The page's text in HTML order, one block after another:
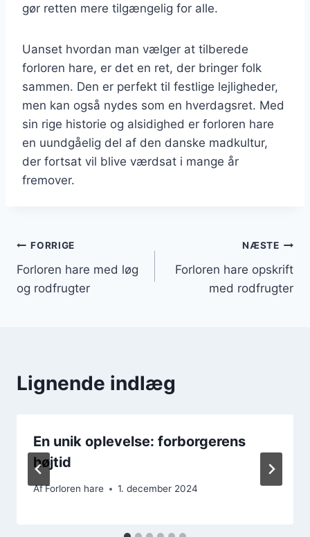
gør retten mere tilgængelig for alle.
Uanset hvordan man vælger at tilberede
forloren hare, er det en ret, der bringer folk
sammen. Den er perfekt til festlige lejligheder,
men kan også nydes som en hverdagsret. Med
sin rige historie og alsidighed er forloren hare
en uundgåelig del af den danske madkultur,
der fortsat vil blive værdsat i mange år
fremover.
Indlægsnavigation
FORRIGE
Forloren hare med løg
og rodfrugter
NÆSTE
Forloren hare opskrift
med rodfrugter
Lignende indlæg
En unik oplevelse: forborgerens
højtid
AfForloren hare 1. december 2024